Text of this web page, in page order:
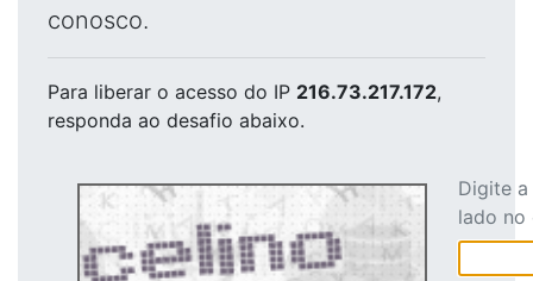
conosco.
Para liberar o acesso do IP 216.73.217.172,
responda ao desafio abaixo.
Digite
lado no